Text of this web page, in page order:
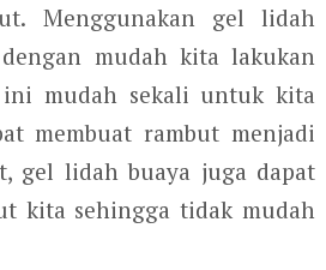
Menggunakan gel lidah
mudah kita lakukan
mudah sekali untuk kita
membuat rambut menjadi
gel lidah buaya juga dapat
kita sehingga tidak mudah